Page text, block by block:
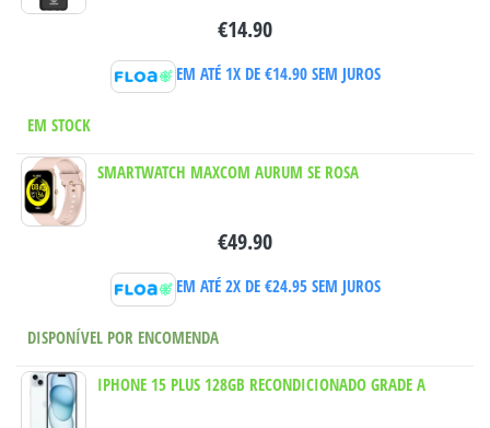
€14.90
EM ATÉ 1X DE €14.90SEM JUROS
EM STOCK
SMARTWATCH MAXCOM AURUM SE ROSA
€49.90
EM ATÉ 2X DE €24.95SEM JUROS
DISPONÍVEL POR ENCOMENDA
IPHONE 15 PLUS 128GB RECONDICIONADO GRADE A